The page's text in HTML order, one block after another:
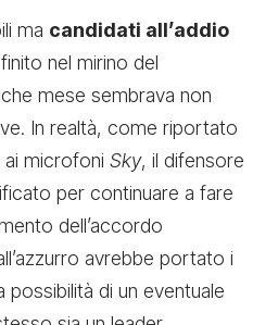
ma candidati all’addio
nel mirino del
mese sembrava non
In realtà, come riportato
ai microfoni Sky, il difensore
per continuare a fare
dell’accordo
avrebbe portato i
possibilità di un eventuale